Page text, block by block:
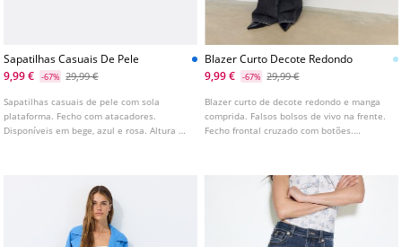
Sapatilhas Casuais De Pele
9,99 €
-67% 29,99 €
Sapatilhas casuais de pele com sola
plataforma. Fecho com atacadores.
Disponíveis em bege, azul e rosa. Altura da
Blazer Curto Decote Redondo
9,99 €
-67% 29,99 €
Blazer curto de decote redondo e manga
comprida. Falsos bolsos de vivo na frente.
Fecho frontal cruzado com botões.